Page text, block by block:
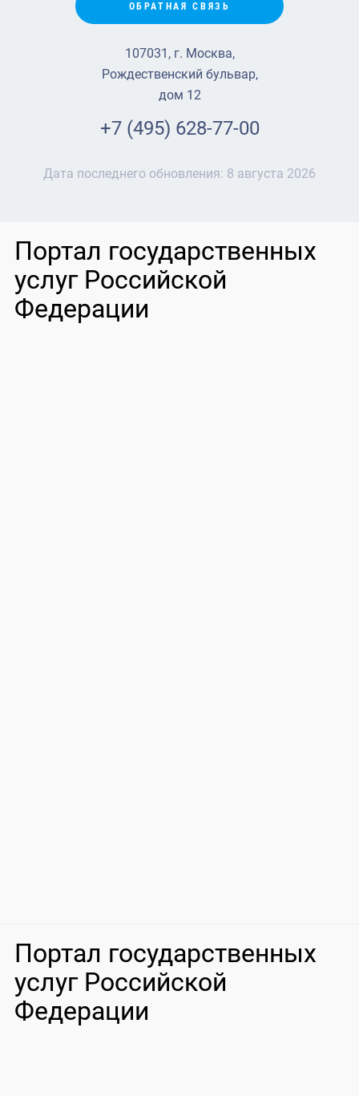
ОБРАТНАЯ СВЯЗЬ
107031, г. Москва,
Рождественский бульвар,
дом 12
+7 (495) 628-77-00
Дата последнего обновления: 8 августа 2026
Портал государственных
услуг Российской
Федерации
Портал государственных
услуг Российской
Федерации